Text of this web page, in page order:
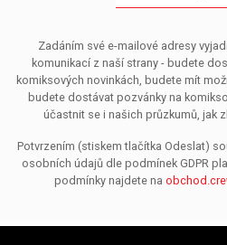
Zadáním své e-mailové adresy
komunikací z naší strany - budete
komiksových novinkách, budete mít
budete dostávat pozvánky na
účastnit se i našich průzkumů, jak
Potvrzením (stiskem tlačítka Odeslat)
osobních údajů dle podmínek GDPR
podmínky najdete na